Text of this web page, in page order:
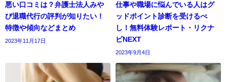
悪い口コミは？弁護士法人みや
び退職代行の評判が知りたい！
特徴や傾向などまとめ
2023年11月17日
仕事や職場に悩んでいる人はグ
ッドポイント診断を受けるべ
し！無料体験レポート・リクナ
ビNEXT
2023年9月4日